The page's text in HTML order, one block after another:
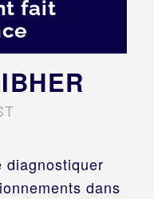
fait
diagnostiquer
dans